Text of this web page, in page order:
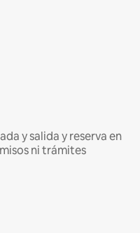
y salida y reserva en
ni trámites